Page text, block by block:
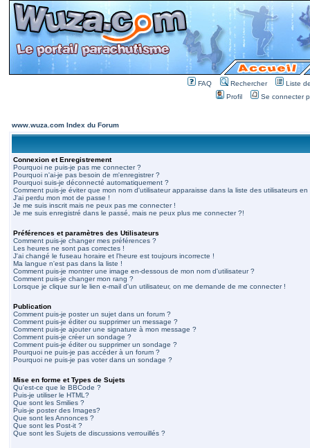
FAQ Rechercher
Liste
Profil
Se connecter
www.wuza.com Index du Forum
Connexion et Enregistrement
Pourquoi ne puis-je pas me connecter ?
Pourquoi n'ai-je pas besoin de m'enregistrer ?
Pourquoi suis-je déconnecté automatiquement ?
Comment puis-je éviter que mon nom d'utilisateur apparaisse dans la liste des utilisateurs en
J'ai perdu mon mot de passe !
Je me suis inscrit mais ne peux pas me connecter !
Je me suis enregistré dans le passé, mais ne peux plus me connecter ?!
Préférences et paramètres des Utilisateurs
Comment puis-je changer mes préférences ?
Les heures ne sont pas correctes !
J'ai changé le fuseau horaire et l'heure est toujours incorrecte !
Ma langue n'est pas dans la liste !
Comment puis-je montrer une image en-dessous de mon nom d'utilisateur ?
Comment puis-je changer mon rang ?
Lorsque je clique sur le lien e-mail d'un utilisateur, on me demande de me connecter !
Publication
Comment puis-je poster un sujet dans un forum ?
Comment puis-je éditer ou supprimer un message ?
Comment puis-je ajouter une signature à mon message ?
Comment puis-je créer un sondage ?
Comment puis-je éditer ou supprimer un sondage ?
Pourquoi ne puis-je pas accéder à un forum ?
Pourquoi ne puis-je pas voter dans un sondage ?
Mise en forme et Types de Sujets
Qu'est-ce que le BBCode ?
Puis-je utiliser le HTML?
Que sont les Smilies ?
Puis-je poster des Images?
Que sont les Annonces ?
Que sont les Post-it ?
Que sont les Sujets de discussions verrouillés ?